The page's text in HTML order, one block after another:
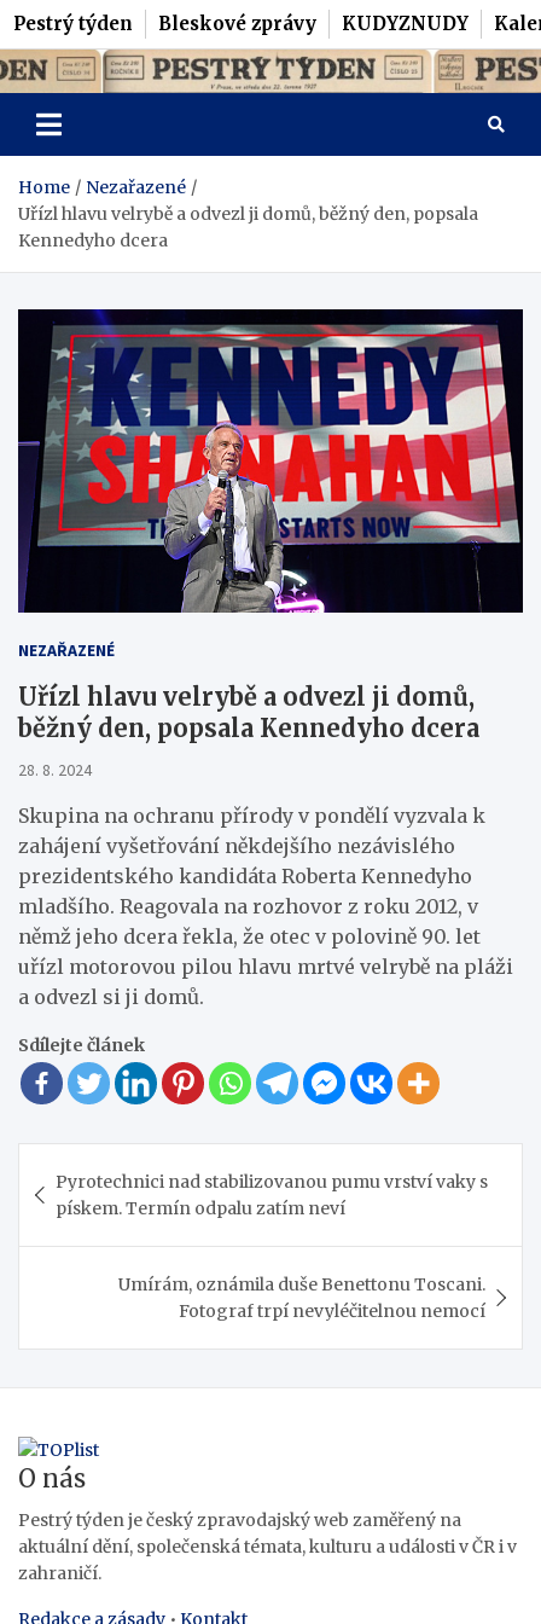
Pestrý týden Bleskové zprávy KUDYZNUDY
Skip
to
content
Pestrý Týden
Home
Nezařazené
Uřízl hlavu velrybě a odvezl ji domů, běžný den, popsala
Kennedyho dcera
NEZAŘAZENÉ
Uřízl hlavu velrybě a odvezl ji domů,
běžný den, popsala Kennedyho dcera
28. 8. 2024
Skupina na ochranu přírody v pondělí vyzvala k
zahájení vyšetřování někdejšího nezávislého
prezidentského kandidáta Roberta Kennedyho
mladšího. Reagovala na rozhovor z roku 2012, v
němž jeho dcera řekla, že otec v polovině 90. let
uřízl motorovou pilou hlavu mrtvé velrybě na pláži
a odvezl si ji domů.
Sdílejte článek
pro
příspěvek
Pyrotechnici nad stabilizovanou pumu vrství vaky s
pískem. Termín odpalu zatím neví
Umírám, oznámila duše Benettonu Toscani.
Fotograf trpí nevyléčitelnou nemocí
O nás
Pestrý týden je český zpravodajský web zaměřený na
aktuální dění, společenská témata, kulturu a události v ČR i v
zahraničí.
Redakce a zásady • Kontakt